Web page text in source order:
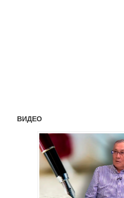
ВИДЕО